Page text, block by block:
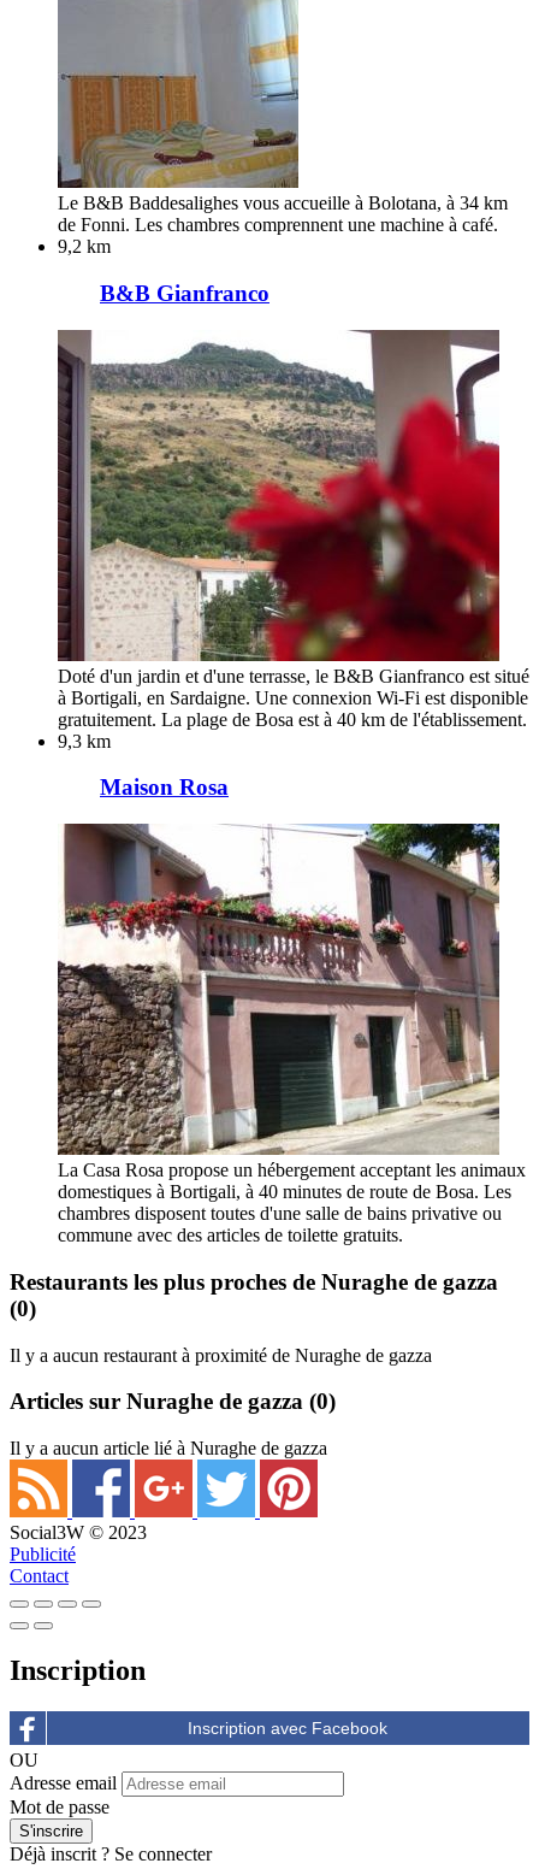
Le B&B Baddesalighes vous accueille à Bolotana, à 34 km
de Fonni. Les chambres comprennent une machine à café.
9,2 km
B&B Gianfranco
Doté d'un jardin et d'une terrasse, le B&B Gianfranco est situé
à Bortigali, en Sardaigne. Une connexion Wi-Fi est disponible
gratuitement. La plage de Bosa est à 40 km de l'établissement.
9,3 km
Maison Rosa
La Casa Rosa propose un hébergement acceptant les animaux
domestiques à Bortigali, à 40 minutes de route de Bosa. Les
chambres disposent toutes d'une salle de bains privative ou
commune avec des articles de toilette gratuits.
Restaurants les plus proches de Nuraghe de gazza
(0)
Il y a aucun restaurant à proximité de Nuraghe de gazza
Articles sur Nuraghe de gazza (0)
Il y a aucun article lié à Nuraghe de gazza
Social3W © 2023
Publicité
Contact
Inscription
OU
Adresse email
Mot de passe
Déjà inscrit ? Se connecter